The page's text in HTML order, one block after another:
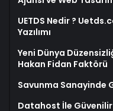
UETDS Nedir ?
Yazılımı
Yeni Dünya
Hakan Fidan Faktörü
Savunma Sanayinde
Datahost İle